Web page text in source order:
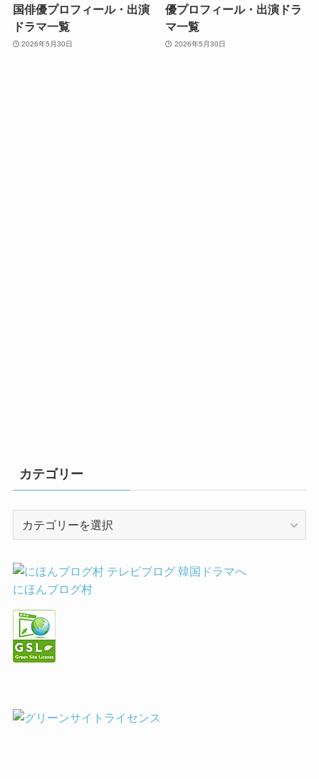
国俳優プロフィール・出演
ドラマ一覧
2026年5月30日
優プロフィール・出演ドラ
マ一覧
2026年5月30日
カテゴリー
リ
ー
にほんブログ村